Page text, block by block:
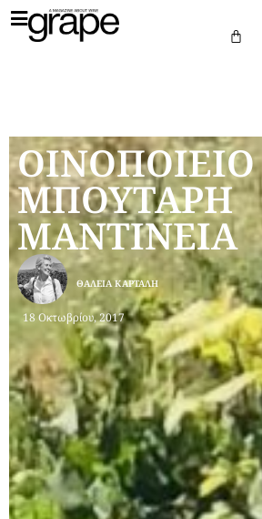
ΟΙΝΟΠΟΙΕΙΟ
ΜΠΟΥΤΑΡΗ
ΜΑΝΤΙΝΕΙΑ
18 Οκτωβρίου, 2017
ΘΆΛΕΙΑ ΚΑΡΤΆΛΗ